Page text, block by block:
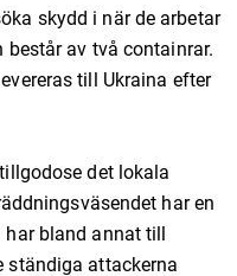
skydd i när de arbetar
av två containrar.
till Ukraina efter
det lokala
har en
har bland annat till
ständiga attackerna